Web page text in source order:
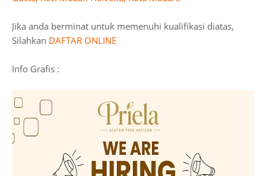
Jika anda berminat untuk memenuhi kualifikasi diatas,
Silahkan DAFTAR ONLINE
Info Grafis :